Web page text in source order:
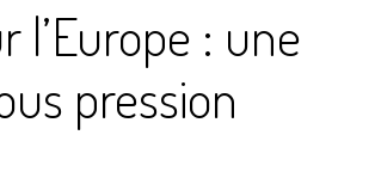
BANQUES-NOTES EXPRESS
l’Europe : une
pression